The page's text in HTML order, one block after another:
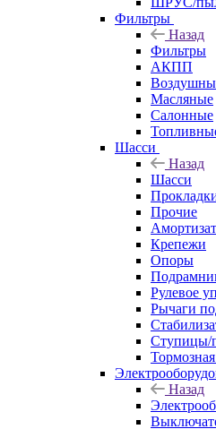
Фильтры
Назад
Фильтры
АКПП
Масляные
Салонные
Шасси
Назад
Шасси
Прочие
Крепежи
Опоры
Рулевое
Рычаги
Ступицы/
Назад